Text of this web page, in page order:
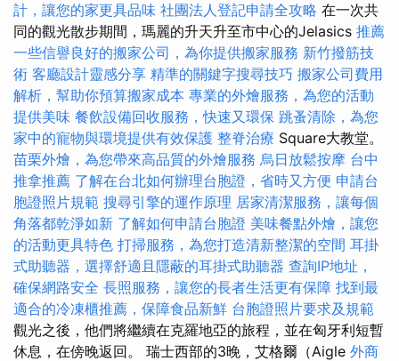
計，讓您的家更具品味 社團法人登記申請全攻略 在一次共
同的觀光散步期間，瑪麗的升天升至市中心的Jelasics 推薦
一些信譽良好的搬家公司，為你提供搬家服務 新竹撥筋技
術 客廳設計靈感分享 精準的關鍵字搜尋技巧 搬家公司費用
解析，幫助你預算搬家成本 專業的外燴服務，為您的活動
提供美味 餐飲設備回收服務，快速又環保 跳蚤清除，為您
家中的寵物與環境提供有效保護 整脊治療 Square大教堂。
苗栗外燴，為您帶來高品質的外燴服務 烏日放鬆按摩 台中
推拿推薦 了解在台北如何辦理台胞證，省時又方便 申請台
胞證照片規範 搜尋引擎的運作原理 居家清潔服務，讓每個
角落都乾淨如新 了解如何申請台胞證 美味餐點外燴，讓您
的活動更具特色 打掃服務，為您打造清新整潔的空間 耳掛
式助聽器，選擇舒適且隱蔽的耳掛式助聽器 查詢IP地址，
確保網路安全 長照服務，讓您的長者生活更有保障 找到最
適合的冷凍櫃推薦，保障食品新鮮 台胞證照片要求及規範
觀光之後，他們將繼續在克羅地亞的旅程，並在匈牙利短暫
休息，在傍晚返回。 瑞士西部的3晚，艾格爾（Aigle 外商